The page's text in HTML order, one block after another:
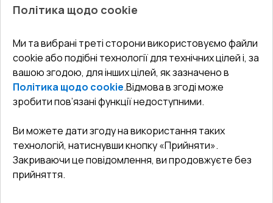
Блог
Адреса гіпермаркета
Як правильно заміряти вікна
СЕРВІС ТА ОБЛУГОВУВАННЯ:
Доставка і Оплата
Гарантія та Сервіс
Повернення товару
Договір публічної оферти
КОНТАКТИ
Офіс:Україна, м. Вінниця, вул. Келецька 60 кв. 61
undefined(undefined)
Політика щодо cookie
Ми та вибрані треті сторони використовуємо файли
cookie або подібні технології для технічних цілей і, за
вашою згодою, для інших цілей, як зазначено в
Політика щодо cookie.Відмова в згоді може
зробити пов’язані функції недоступними.
Ви можете дати згоду на використання таких
технологій, натиснувши кнопку «Прийняти».
Закриваючи це повідомлення, ви продовжуєте без
прийняття.